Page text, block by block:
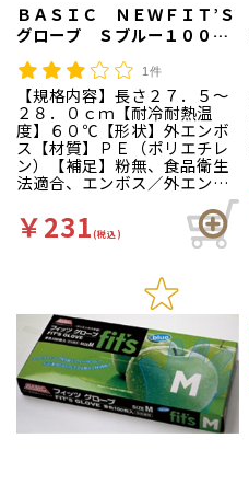
ＢＡＳＩＣ ＮＥＷＦＩＴ’Ｓ
グローブ Ｓブルー１００枚
1件
【規格内容】長さ２７．５～
２８．０ｃｍ【耐冷耐熱温
度】６０℃【形状】外エンボ
ス【材質】ＰＥ（ポリエチレ
ン）【補足】粉無、食品衛生
法適合、エンボス／外エンボ
ス【補足２】使い捨て【色】
青【柄】地紋【キーワード】
ディスポ手袋、厨房、工場、
ベーシック、ニュー、ＦＩＴ
ット凹凸加工ですべりにく
い！左右兼用だから片手でも
使えて経済的。左右兼用のた
め片手でも使えて経済的で
す。全面に細やかな外エンボ
ス加工を施していますのでひ
っつきを防ぎます。本品は食
品衛生法に適しています。
（衛生省告示第３７０号）家
￥231(税込)